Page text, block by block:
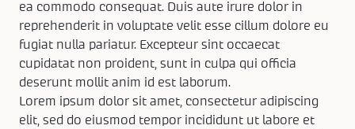
Vacatures
Openingstijden
Koopzondagen
ea commodo consequat. Duis aute irure dolor in
reprehenderit in voluptate velit esse cillum dolore eu
fugiat nulla pariatur. Excepteur sint occaecat
cupidatat non proident, sunt in culpa qui officia
deserunt mollit anim id est laborum.
Lorem ipsum dolor sit amet, consectetur adipiscing
elit, sed do eiusmod tempor incididunt ut labore et